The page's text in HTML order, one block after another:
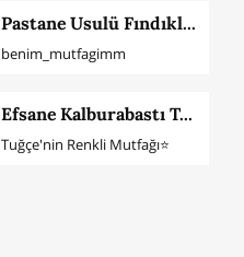
Pastane Usulü Fındıklı Şekerpare
benim_mutfagimm
Efsane Kalburabastı Tatlısı
Tuğçe'nin Renkli Mutfağı⭐️